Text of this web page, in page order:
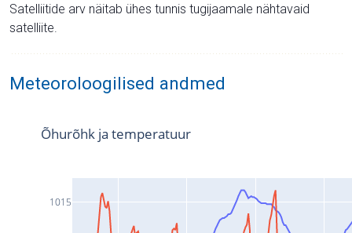
Satelliitide arv näitab ühes tunnis tugijaamale nähtavaid
satelliite.
Meteoroloogilised andmed
1015
Õhurõhk ja temperatuur